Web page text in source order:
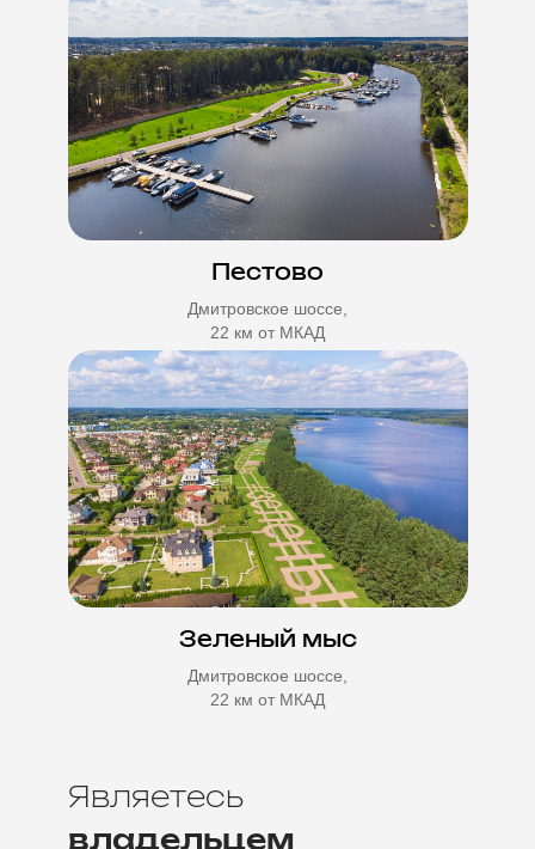
Пестово
Дмитровское шоссе,
22 км от МКАД
Зеленый мыс
Дмитровское шоссе,
22 км от МКАД
Являетесь
владельцем